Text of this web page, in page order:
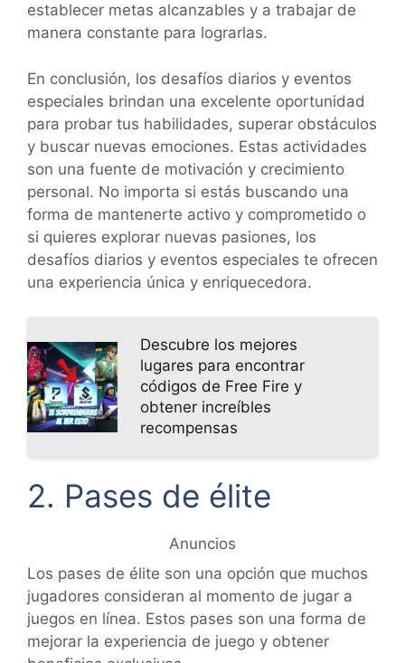
establecer metas alcanzables y a trabajar de
manera constante para lograrlas.
En conclusión, los desafíos diarios y eventos
especiales brindan una excelente oportunidad
para probar tus habilidades, superar obstáculos
y buscar nuevas emociones. Estas actividades
son una fuente de motivación y crecimiento
personal. No importa si estás buscando una
forma de mantenerte activo y comprometido o
si quieres explorar nuevas pasiones, los
desafíos diarios y eventos especiales te ofrecen
una experiencia única y enriquecedora.
Descubre los mejores
lugares para encontrar
códigos de Free Fire y
obtener increíbles
recompensas
2. Pases de élite
Anuncios
Los pases de élite son una opción que muchos
jugadores consideran al momento de jugar a
juegos en línea. Estos pases son una forma de
mejorar la experiencia de juego y obtener